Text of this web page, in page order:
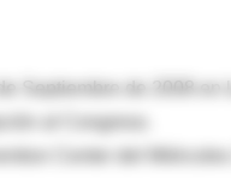
Septiembre de 2008 en
al Congreso.
Center del